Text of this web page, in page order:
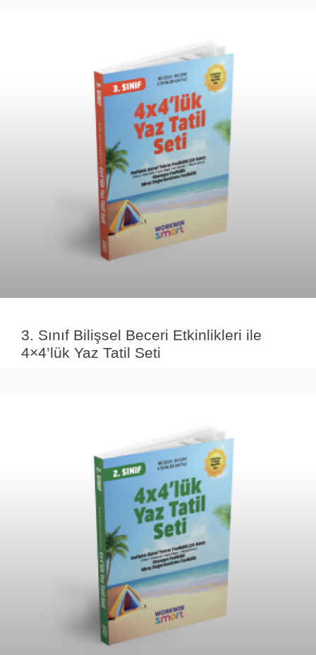
3. Sınıf Bilişsel Beceri Etkinlikleri ile
4×4’lük Yaz Tatil Seti